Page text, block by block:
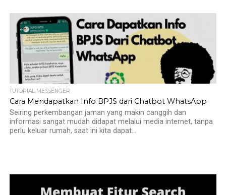
TUTORIAL MESSENGER
Cara Mendapatkan Info BPJS dari Chatbot WhatsApp
Seiring perkembangan jaman yang makin canggih dan
informasi sangat mudah didapat melalui media internet, tanpa
perlu keluar rumah, saat ini kita dapat...